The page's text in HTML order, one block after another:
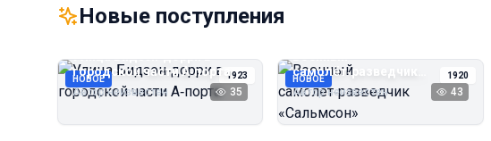
Новые поступления
НОВОЕ 1923
Улица Бидзэн‑дорри в
городской части А‑порта
Автор неизвестен 35
НОВОЕ 1920
Военный
самолёт‑разведчик
«Сальмсон»
Автор неизвестен 43